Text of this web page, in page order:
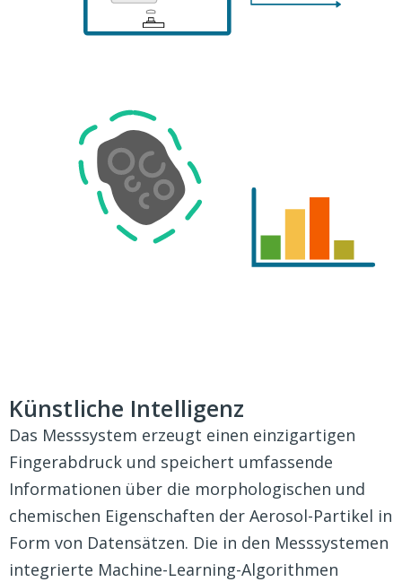
Künstliche Intelligenz
Das Messsystem erzeugt einen einzigartigen
Fingerabdruck und speichert umfassende
Informationen über die morphologischen und
chemischen Eigenschaften der Aerosol-Partikel in
Form von Datensätzen. Die in den Messsystemen
integrierte Machine-Learning-Algorithmen